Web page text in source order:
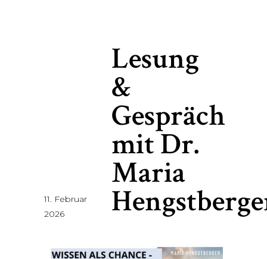
11. Februar
2026
Lesung
&
Gespräch
mit Dr.
Maria